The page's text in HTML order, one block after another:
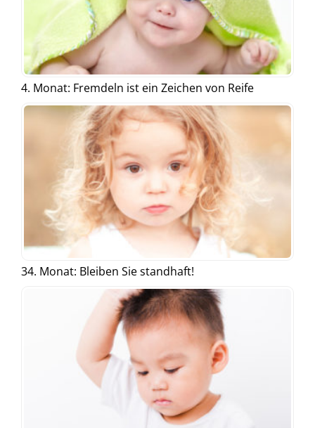
4. Monat: Fremdeln ist ein Zeichen von Reife
34. Monat: Bleiben Sie standhaft!